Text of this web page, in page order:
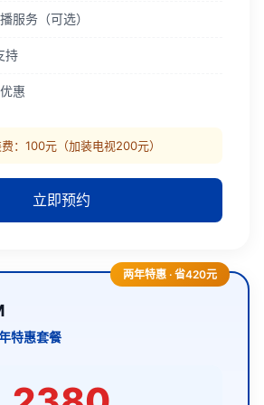
服务（可选）
持
惠
：100元（加装电视200元）
立即预约
两年特惠 · 省420元
特惠套餐